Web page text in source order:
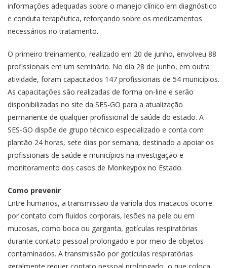
informações adequadas sobre o manejo clínico em diagnóstico
e conduta terapêutica, reforçando sobre os medicamentos
necessários no tratamento.
O primeiro treinamento, realizado em 20 de junho, envolveu 88
profissionais em um seminário. No dia 28 de junho, em outra
atividade, foram capacitados 147 profissionais de 54 municípios.
As capacitações são realizadas de forma on-line e serão
disponibilizadas no site da SES-GO para a atualização
permanente de qualquer profissional de saúde do estado. A
SES-GO dispõe de grupo técnico especializado e conta com
plantão 24 horas, sete dias por semana, destinado a apoiar os
profissionais de saúde e municípios na investigação e
monitoramento dos casos de Monkeypox no Estado.
Como prevenir
Entre humanos, a transmissão da varíola dos macacos ocorre
por contato com fluidos corporais, lesões na pele ou em
mucosas, como boca ou garganta, gotículas respiratórias
durante contato pessoal prolongado e por meio de objetos
contaminados. A transmissão por gotículas respiratórias